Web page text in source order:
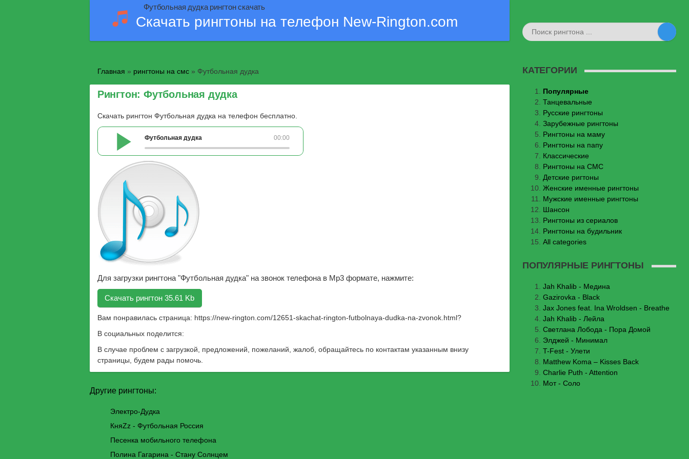
Футбольная дудка рингтон скачать
Скачать рингтоны на телефон New-Rington.com
Главная » рингтоны на смс» Футбольная дудка
Рингтон: Футбольная дудка
Скачать рингтон Футбольная дудка на телефон бесплатно.
00:00
Футбольная дудка
Для загрузки рингтона "Футбольная дудка" на звонок телефона в Mp3 формате, нажмите:
Скачать рингтон 35.61 Kb
Вам понравилась страница: https://new-rington.com/12651-skachat-rington-futbolnaya-dudka-na-zvonok.html?
В социальных поделится:
В случае проблем с загрузкой, предложений, пожеланий, жалоб, обращайтесь по контактам указанным внизу
страницы, будем рады помочь.
Другие рингтоны:
Электро-Дудка
КняZz - Футбольная Россия
Песенка мобильного телефона
Полина Гагарина - Стану Солнцем
КАТЕГОРИИ
Популярные
Танцевальные
Русские рингтоны
Зарубежные рингтоны
Рингтоны на маму
Рингтоны на папу
Классические
Рингтоны на СМС
Детские ригтоны
Женские именные рингтоны
Мужские именные рингтоны
Шансон
Рингтоны из сериалов
Рингтоны на будильник
All categories
ПОПУЛЯРНЫЕ РИНГТОНЫ
Jаh Khаlib - Медина
Gazirovka - Black
Jax Jones feat. Ina Wroldsen - Breathe
Jah Khalib - Лейла
Светлана Лобода - Пора Домой
Элджей - Минимал
T-Fest - Улети
Matthew Koma – Kisses Back
Charlie Puth - Attention
Мот - Соло